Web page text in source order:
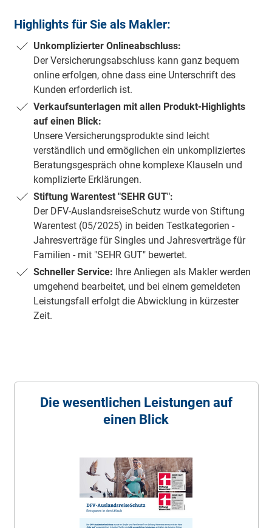
Highlights für Sie als Makler:
Unkomplizierter Onlineabschluss:
Der Versicherungsabschluss kann ganz bequem
online erfolgen, ohne dass eine Unterschrift des
Kunden erforderlich ist.
Verkaufsunterlagen mit allen Produkt-Highlights
auf einen Blick:
Unsere Versicherungsprodukte sind leicht
verständlich und ermöglichen ein unkompliziertes
Beratungsgespräch ohne komplexe Klauseln und
komplizierte Erklärungen.
Stiftung Warentest "SEHR GUT":
Der DFV-AuslandsreiseSchutz wurde von Stiftung
Warentest (05/2025) in beiden Testkategorien -
Jahresverträge für Singles und Jahresverträge für
Familien - mit "SEHR GUT" bewertet.
Schneller Service: Ihre Anliegen als Makler werden
umgehend bearbeitet, und bei einem gemeldeten
Leistungsfall erfolgt die Abwicklung in kürzester
Zeit.
Die wesentlichen Leistungen auf
einen Blick